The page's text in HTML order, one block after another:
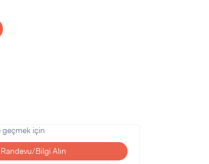
geçmek için
Randevu/Bilgi Alın